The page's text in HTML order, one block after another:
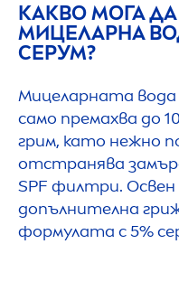
КАКВО МОГА
МИЦЕЛАРНА
СЕРУМ?
Мицеларната вода
само премахва до
грим, като нежно
отстранява
SPF филтри.
допълнителна
формулата с 5%